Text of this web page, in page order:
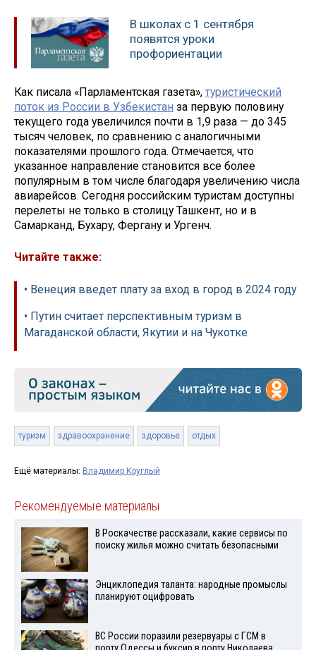
В школах с 1 сентября
появятся уроки
профориентации
Как писала «Парламентская газета», туристический
поток из России в Узбекистан за первую половину
текущего года увеличился почти в 1,9 раза — до 345
тысяч человек, по сравнению с аналогичными
показателями прошлого года. Отмечается, что
указанное направление становится все более
популярным в том числе благодаря увеличению числа
авиарейсов. Сегодня российским туристам доступны
перелеты не только в столицу Ташкент, но и в
Самарканд, Бухару, Фергану и Ургенч.
Читайте также:
• Венеция введет плату за вход в город в 2024 году
• Путин считает перспективным туризм в
Магаданской области, Якутии и на Чукотке
туризм здравоохранение здоровье отдых
Ещё материалы: Владимир Круглый
Рекомендуемые материалы
В Роскачестве рассказали, какие сервисы по
поиску жилья можно считать безопасными
Энциклопедия таланта: народные промыслы
планируют оцифровать
ВС России поразили резервуары с ГСМ в